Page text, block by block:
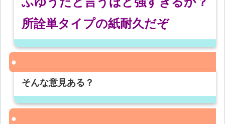
所詮単タイプの紙耐久だぞ
そんな意見ある？